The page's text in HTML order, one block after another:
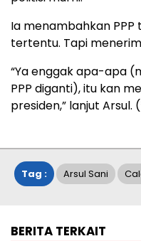
Ia menambahkan
tertentu. Tapi
“Ya enggak apa-apa
PPP diganti), itu kan
presiden,” lanjut Arsul.
Tag : Arsul Sani
BERITA TERKAIT